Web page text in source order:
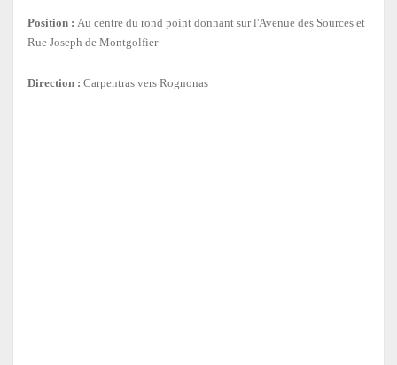
Position : Au centre du rond point donnant sur l'Avenue des Sources et
Rue Joseph de Montgolfier
Direction : Carpentras vers Rognonas